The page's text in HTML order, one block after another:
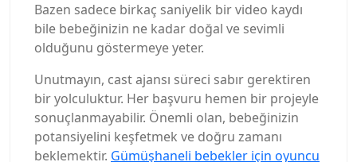
Bazen sadece birkaç saniyelik bir video kaydı
bile bebeğinizin ne kadar doğal ve sevimli
olduğunu göstermeye yeter.
Unutmayın, cast ajansı süreci sabır gerektiren
bir yolculuktur. Her başvuru hemen bir projeyle
sonuçlanmayabilir. Önemli olan, bebeğinizin
potansiyelini keşfetmek ve doğru zamanı
beklemektir. Gümüşhaneli bebekler için oyuncu